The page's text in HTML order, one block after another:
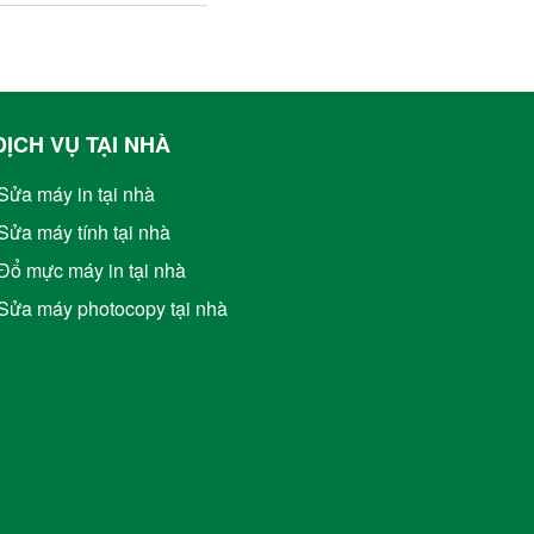
VỤ TẠI NHÀ
máy in tại nhà
máy tính tại nhà
mực máy in tại nhà
máy photocopy tại nhà